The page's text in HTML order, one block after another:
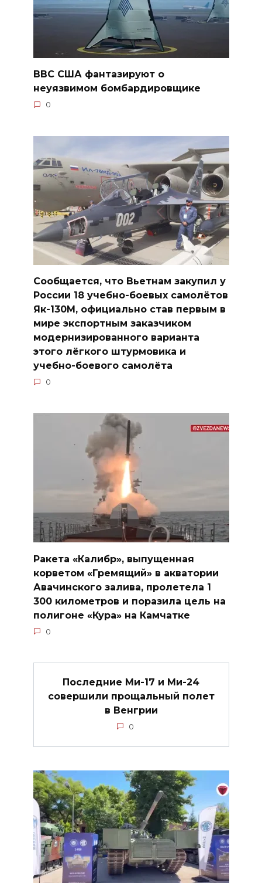
ВВС США фантазируют о
неуязвимом бомбардировщике
0
Сообщается, что Вьетнам закупил у
России 18 учебно-боевых самолётов
Як-130М, официально став первым в
мире экспортным заказчиком
модернизированного варианта
этого лёгкого штурмовика и
учебно-боевого самолёта
0
Ракета «Калибр», выпущенная
корветом «Гремящий» в акватории
Авачинского залива, пролетела 1
300 километров и поразила цель на
полигоне «Кура» на Камчатке
0
Последние Ми-17 и Ми-24
совершили прощальный полет
в Венгрии
0